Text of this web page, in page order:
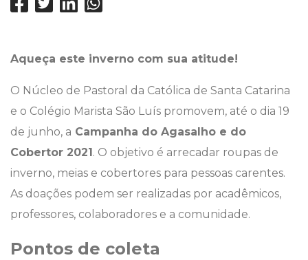
Aqueça este inverno com sua atitude!
O Núcleo de Pastoral da Católica de Santa Catarina
e o Colégio Marista São Luís promovem, até o dia 19
de junho, a Campanha do Agasalho e do
Cobertor 2021 . O objetivo é arrecadar roupas de
inverno, meias e cobertores para pessoas carentes.
As doações podem ser realizadas por acadêmicos,
professores, colaboradores e a comunidade.
Pontos de coleta